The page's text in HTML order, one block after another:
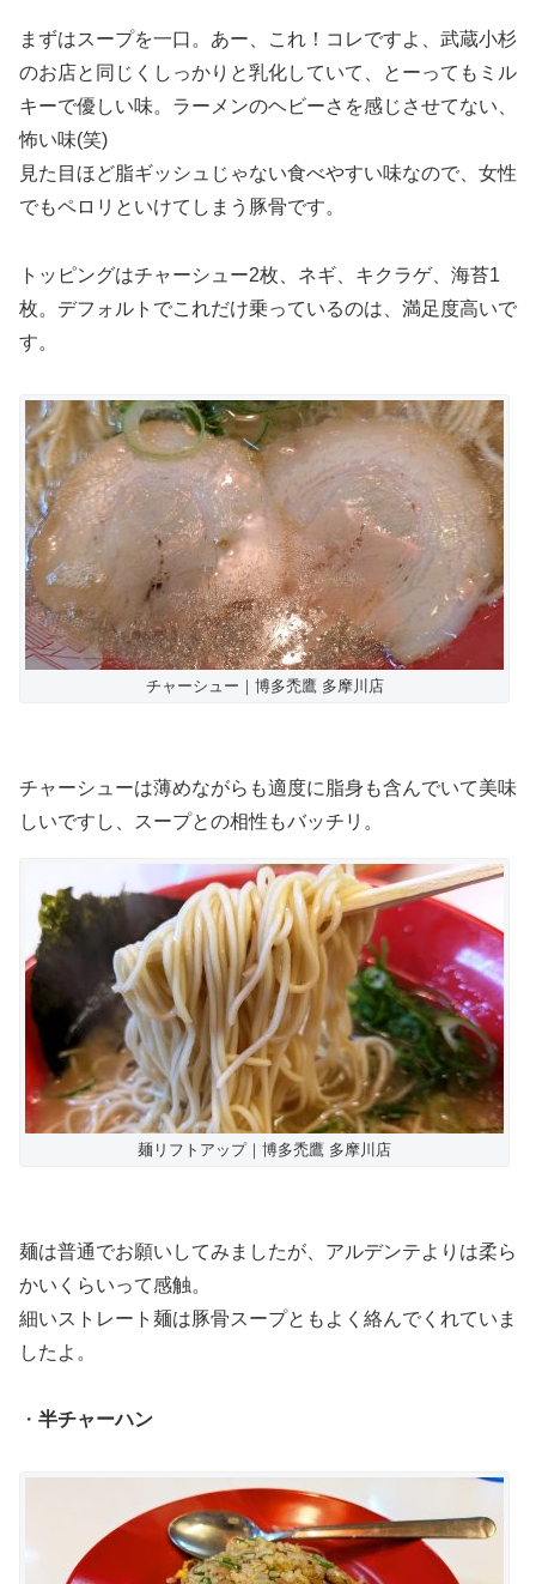
まずはスープを一口。あー、これ！コレですよ、武蔵小杉
のお店と同じくしっかりと乳化していて、とーってもミル
キーで優しい味。ラーメンのヘビーさを感じさせてない、
怖い味(笑)
見た目ほど脂ギッシュじゃない食べやすい味なので、女性
でもペロリといけてしまう豚骨です。
トッピングはチャーシュー2枚、ネギ、キクラゲ、海苔1
枚。デフォルトでこれだけ乗っているのは、満足度高いで
す。
チャーシュー｜博多禿鷹 多摩川店
チャーシューは薄めながらも適度に脂身も含んでいて美味
しいですし、スープとの相性もバッチリ。
麺リフトアップ｜博多禿鷹 多摩川店
麺は普通でお願いしてみましたが、アルデンテよりは柔ら
かいくらいって感触。
細いストレート麺は豚骨スープともよく絡んでくれていま
したよ。
・ 半チャーハン